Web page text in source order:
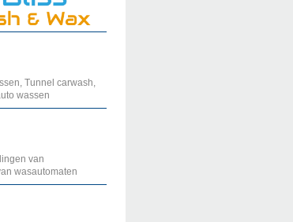
Tunnel carwash,
wassen
van
wasautomaten